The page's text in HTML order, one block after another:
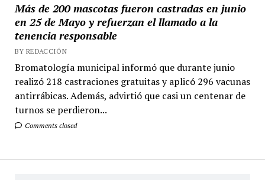
Más de 200 mascotas fueron castradas en junio
en 25 de Mayo y refuerzan el llamado a la
tenencia responsable
BY REDACCIÓN
Bromatología municipal informó que durante junio
realizó 218 castraciones gratuitas y aplicó 296 vacunas
antirrábicas. Además, advirtió que casi un centenar de
turnos se perdieron...
Comments closed